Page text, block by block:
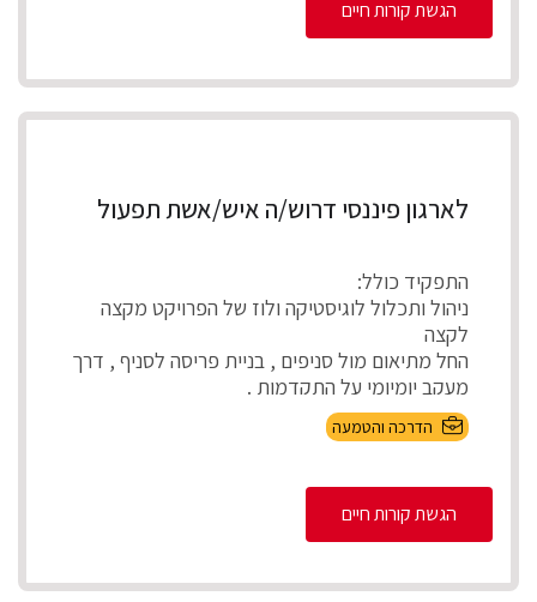
הגשת קורות חיים
לארגון פיננסי דרוש/ה איש/אשת תפעול
התפקיד כולל:
ניהול ותכלול לוגיסטיקה ולוז של הפרויקט מקצה
לקצה
החל מתיאום מול סניפים , בניית פריסה לסניף , דרך
מעקב יומיומי על התקדמות .
...
הדרכה והטמעה
הגשת קורות חיים